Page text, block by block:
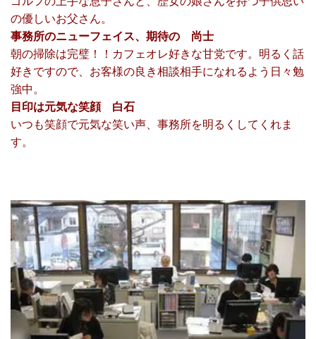
の優しいお父さん。
事務所のニューフェイス、期待の 尚士
朝の掃除は完璧！！カフェオレ好きな甘党です。明るく話
好きですので、お客様の良き相談相手になれるよう日々勉
強中。
目印は元気な笑顔 白石
いつも笑顔で元気な笑い声、事務所を明るくしてくれま
す。